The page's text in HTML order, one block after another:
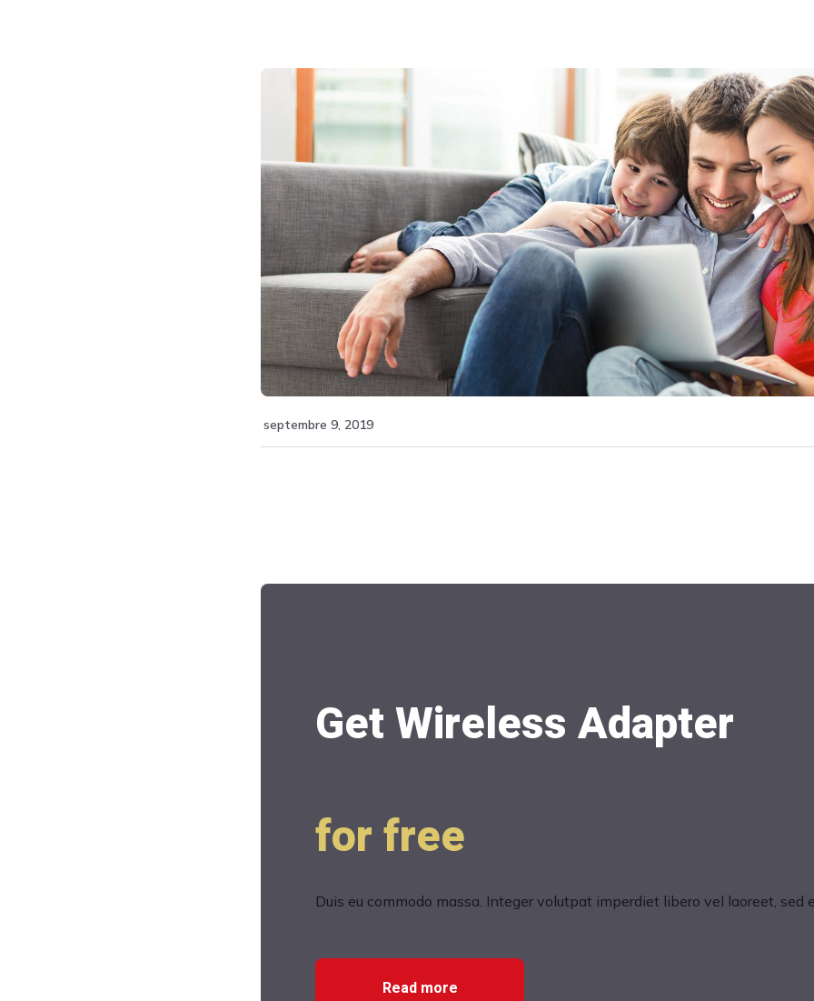
septembre 9, 2019
Get Wireless Adapter
for free
Duis eu commodo massa. Integer volutpat imperdiet libero vel laoreet, sed
Read more